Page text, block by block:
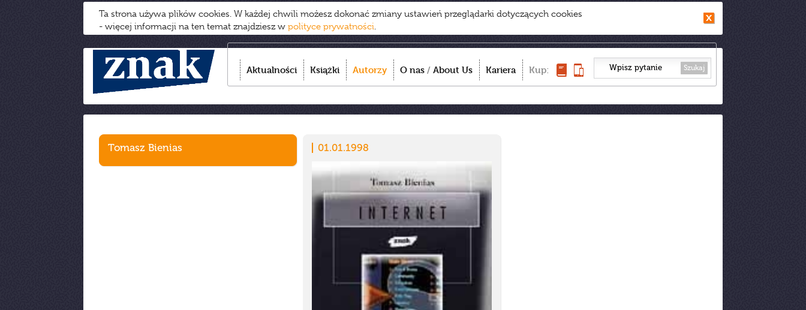
Ta strona używa plików cookies. W każdej chwili możesz dokonać zmiany ustawień przeglądarki dotyczących cookies
- więcej informacji na ten temat znajdziesz w polityce prywatności.
Aktualności Książki Autorzy O nas / About Us Kariera Kup: Szukaj
Tomasz Bienias 01.01.1998